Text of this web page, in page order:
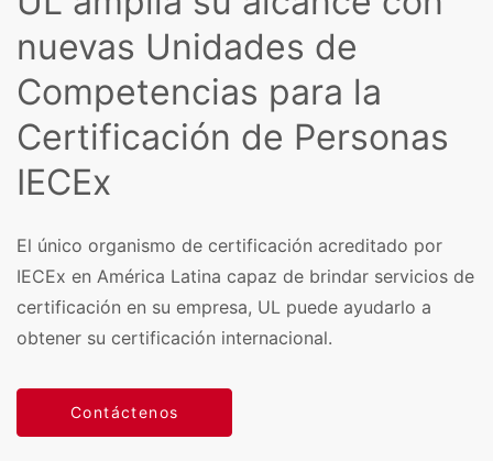
nuevas Unidades de
Competencias para la
Certificación de Personas
IECEx
El único organismo de certificación acreditado por
IECEx en América Latina capaz de brindar servicios de
certificación en su empresa, UL puede ayudarlo a
obtener su certificación internacional.
Contáctenos